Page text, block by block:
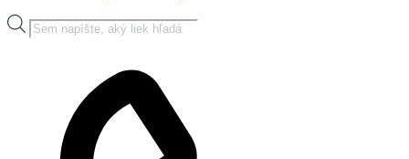
Products
search